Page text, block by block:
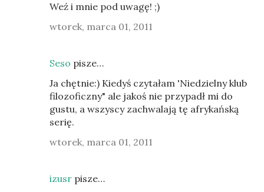
Weź i mnie pod uwagę! ;)
wtorek, marca 01, 2011
Seso pisze…
Ja chętnie:) Kiedyś czytałam 'Niedzielny klub
filozoficzny" ale jakoś nie przypadł mi do
gustu, a wszyscy zachwalają tę afrykańską
serię.
wtorek, marca 01, 2011
izusr pisze…